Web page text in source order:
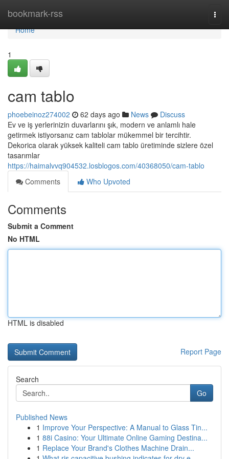
bookmark-rss
Home
Home
1
cam tablo
phoebeinoz274002 62 days ago News
Discuss
Ev ve iş yerlerinizin duvarlarını şık, modern ve anlamlı hale
getirmek istiyorsanız cam tablolar mükemmel bir tercihtir.
Dekorica olarak yüksek kaliteli cam tablo üretiminde sizlere özel
tasarımlar
https://haimalvvq904532.losblogos.com/40368050/cam-tablo
Comments
Who Upvoted
Comments
Submit a Comment
No HTML
HTML is disabled
Report Page
Search
Go
Published News
1 Improve Your Perspective: A Manual to Glass Tin...
1 88i Casino: Your Ultimate Online Gaming Destina...
1 Replace Your Brand's Clothes Machine Drain...